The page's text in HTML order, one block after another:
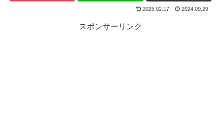
2025.02.17 2024.09.29
スポンサーリンク